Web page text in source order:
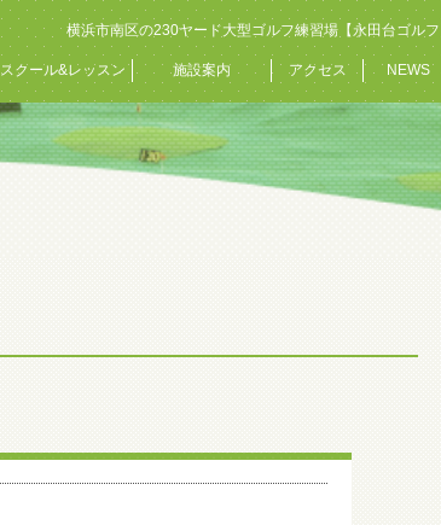
横浜市南区の230ヤード大型ゴルフ練習場【永田台ゴルフ
スクール&レッスン 施設案内 アクセス NEWS